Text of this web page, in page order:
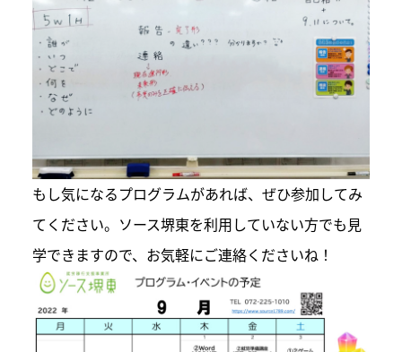
もし気になるプログラムがあれば、ぜひ参加してみ
てください。ソース堺東を利用していない方でも見
学できますので、お気軽にご連絡くださいね！